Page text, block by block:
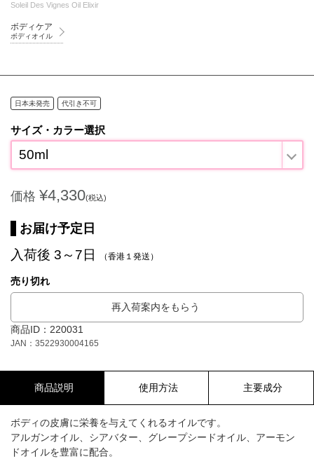
Soleil Des Vignes Oil Elixir
ボディケア
ボディオイル
日本未発売 代引き不可
サイズ・カラー選択
50ml
価格 ¥4,330(税込)
お届け予定日
入荷後 3～7日 （香港１発送）
売り切れ
再入荷案内をもらう
商品ID：220031
JAN：3522930004165
商品説明 使用方法 主要成分
ボディの皮膚に栄養を与えてくれるオイルです。
アルガンオイル、シアバター、グレープシードオイル、アーモン
ドオイルを豊富に配合。